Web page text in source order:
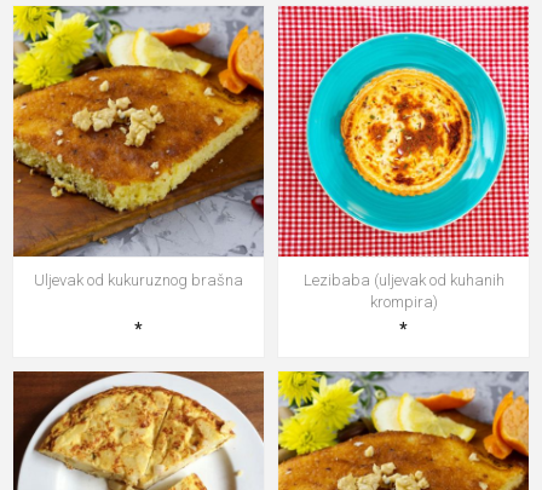
Uljevak od kukuruznog brašna
*
Lezibaba (uljevak od kuhanih
krompira)
*